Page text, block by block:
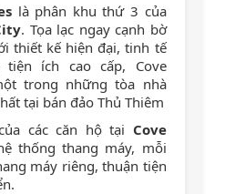
là phân khu thứ 3 của
. Tọa lạc ngay cạnh bờ
thiết kế hiện đại, tinh tế
ích cao cấp, Cove
trong những tòa nhà
tại bán đảo Thủ Thiêm
các căn hộ tại Cove
thống thang máy, mỗi
máy riêng, thuận tiện